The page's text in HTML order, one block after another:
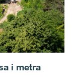
i metra